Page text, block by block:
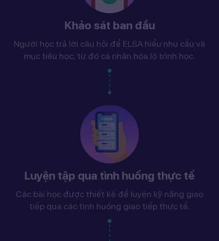
Khảo sát ban đầu
Người học trả lời câu hỏi để ELSA hiểu nhu cầu và
mục tiêu học, từ đó cá nhân hóa lộ trình học.
Luyện tập qua tình huống thực tế
Các bài học được thiết kế để luyện kỹ năng giao
tiếp qua các tình huống giao tiếp thực tế.